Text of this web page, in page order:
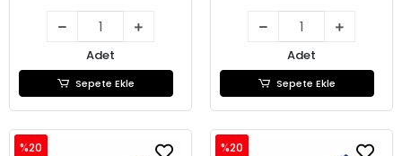
Adet
Sepete Ekle
Adet
Sepete Ekle
%20 %20